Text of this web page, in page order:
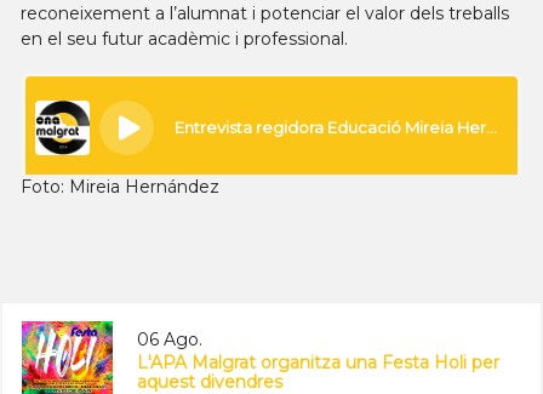
reconeixement a l’alumnat i potenciar el valor dels treballs
en el seu futur acadèmic i professional.
Foto: Mireia Hernández
06 Ago.
L'APA Malgrat organitza una Festa Holi per
aquest divendres